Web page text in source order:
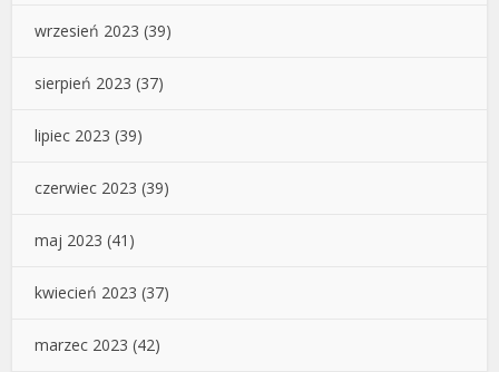
wrzesień 2023 (39)
sierpień 2023 (37)
lipiec 2023 (39)
czerwiec 2023 (39)
maj 2023 (41)
kwiecień 2023 (37)
marzec 2023 (42)